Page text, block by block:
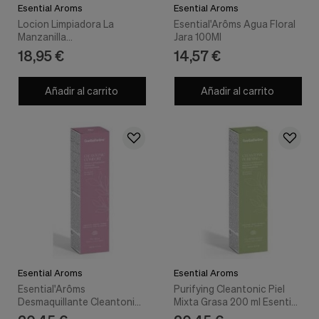
Esential Aroms
Locion Limpiadora La
Manzanilla
100Ml.Esentialaro
18,95 €
Añadir al carrito
Esential Aroms
Esential'Arôms Agua Floral
Jara 100Ml
14,57 €
Añadir al carrito
Esential Aroms
Esential'Arôms
Desmaquillante Cleantonic
Comfort Piel Seca 200Ml
Esential Aroms
Purifying Cleantonic Piel
Mixta Grasa 200 ml Esential
Aroms Inte - Esential Aroms